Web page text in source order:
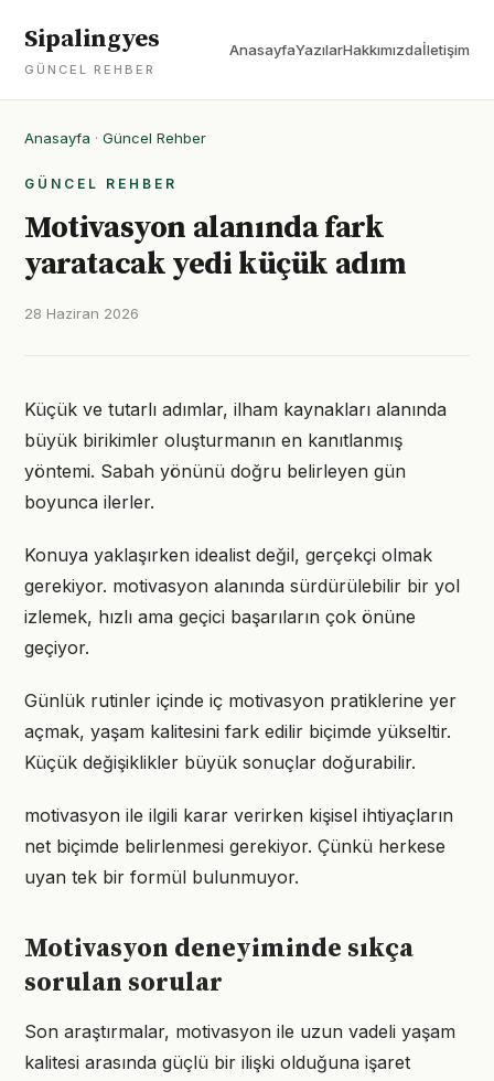
Sipalingyes
GÜNCEL REHBER
AnasayfaYazılarHakkımızdaİletişim
Anasayfa · Güncel Rehber
GÜNCEL REHBER
Motivasyon alanında fark
yaratacak yedi küçük adım
28 Haziran 2026
Küçük ve tutarlı adımlar, ilham kaynakları alanında
büyük birikimler oluşturmanın en kanıtlanmış
yöntemi. Sabah yönünü doğru belirleyen gün
boyunca ilerler.
Konuya yaklaşırken idealist değil, gerçekçi olmak
gerekiyor. motivasyon alanında sürdürülebilir bir yol
izlemek, hızlı ama geçici başarıların çok önüne
geçiyor.
Günlük rutinler içinde iç motivasyon pratiklerine yer
açmak, yaşam kalitesini fark edilir biçimde yükseltir.
Küçük değişiklikler büyük sonuçlar doğurabilir.
motivasyon ile ilgili karar verirken kişisel ihtiyaçların
net biçimde belirlenmesi gerekiyor. Çünkü herkese
uyan tek bir formül bulunmuyor.
Motivasyon deneyiminde sıkça
sorulan sorular
Son araştırmalar, motivasyon ile uzun vadeli yaşam
kalitesi arasında güçlü bir ilişki olduğuna işaret